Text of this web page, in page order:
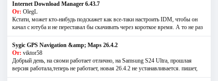
Internet Download Manager 6.43.7
От: OlegL
Кстати, может кто-нибудь подскажет как все-таки настроить IDM, чтобы он
качал с ютуба и не переставал бы скачивать через короткое время. А то не раз
Sygic GPS Navigation &amp; Maps 26.4.2
От: viktor58
Добрый день, на сяоми работает отлично, на Samsung S24 Ultra, прошлая
версия работала,теперь не работает, новая 26.4.2 не устанавливается. пишет,